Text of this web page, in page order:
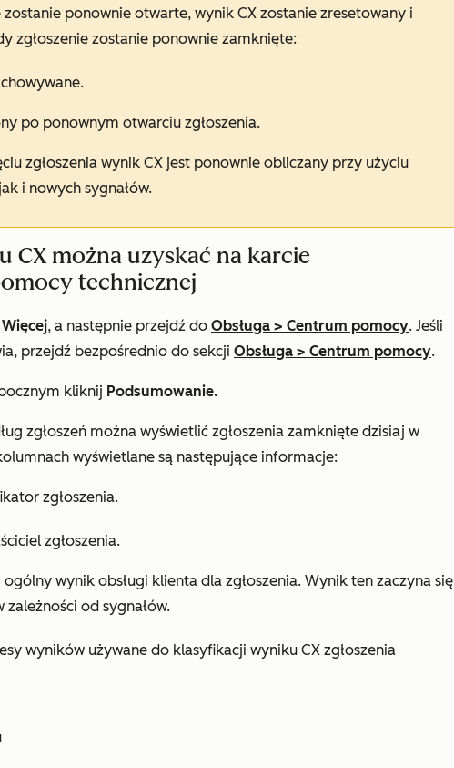
zostanie ponownie otwarte, wynik CX zostanie zresetowany i
zgłoszenie zostanie ponownie zamknięte:
po ponownym otwarciu zgłoszenia.
zgłoszenia wynik CX jest ponownie obliczany przy użyciu
i nowych sygnałów.
CX można uzyskać na karcie
technicznej
Więcej, a następnie przejdź do Obsługa > Centrum pomocy. Jeśli
przejdź bezpośrednio do sekcji Obsługa > Centrum pomocy.
kliknij Podsumowanie.
zgłoszeń można wyświetlić zgłoszenia zamknięte dzisiaj w
wyświetlane są następujące informacje:
zgłoszenia.
zgłoszenia.
ogólny wynik obsługi klienta dla zgłoszenia. Wynik ten zaczyna się
od sygnałów.
wyników używane do klasyfikacji wyniku CX zgłoszenia